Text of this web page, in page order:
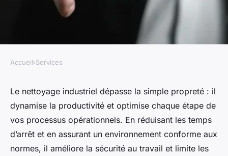
Maximisez votre efficacité
grâce à des services de
nettoyage industriel
Lorenzo• 11 octobre 2025•7 min de lecture
Accueil›Services
Le nettoyage industriel dépasse la simple propreté : il
dynamise la productivité et optimise chaque étape de
vos processus opérationnels. En réduisant les temps
d’arrêt et en assurant un environnement conforme aux
normes, il améliore la sécurité au travail et limite les